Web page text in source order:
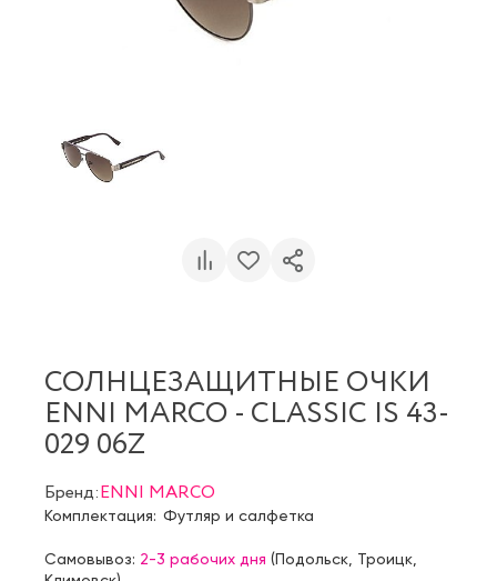
СОЛНЦЕЗАЩИТНЫЕ ОЧКИ
ENNI MARCO - CLASSIC IS 43-
029 06Z
Бренд:ENNI MARCO
Комплектация: Футляр и салфетка
Самовывоз: 2-3 рабочих дня (Подольск Троицк